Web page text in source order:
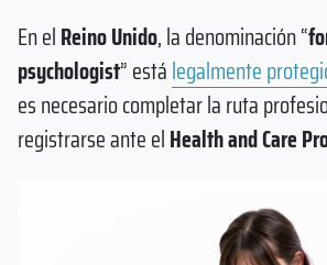
En elReino Unido, la denominación “
psychologist” estálegalmente
es necesario completar la ruta
registrarse ante elHealth and Care